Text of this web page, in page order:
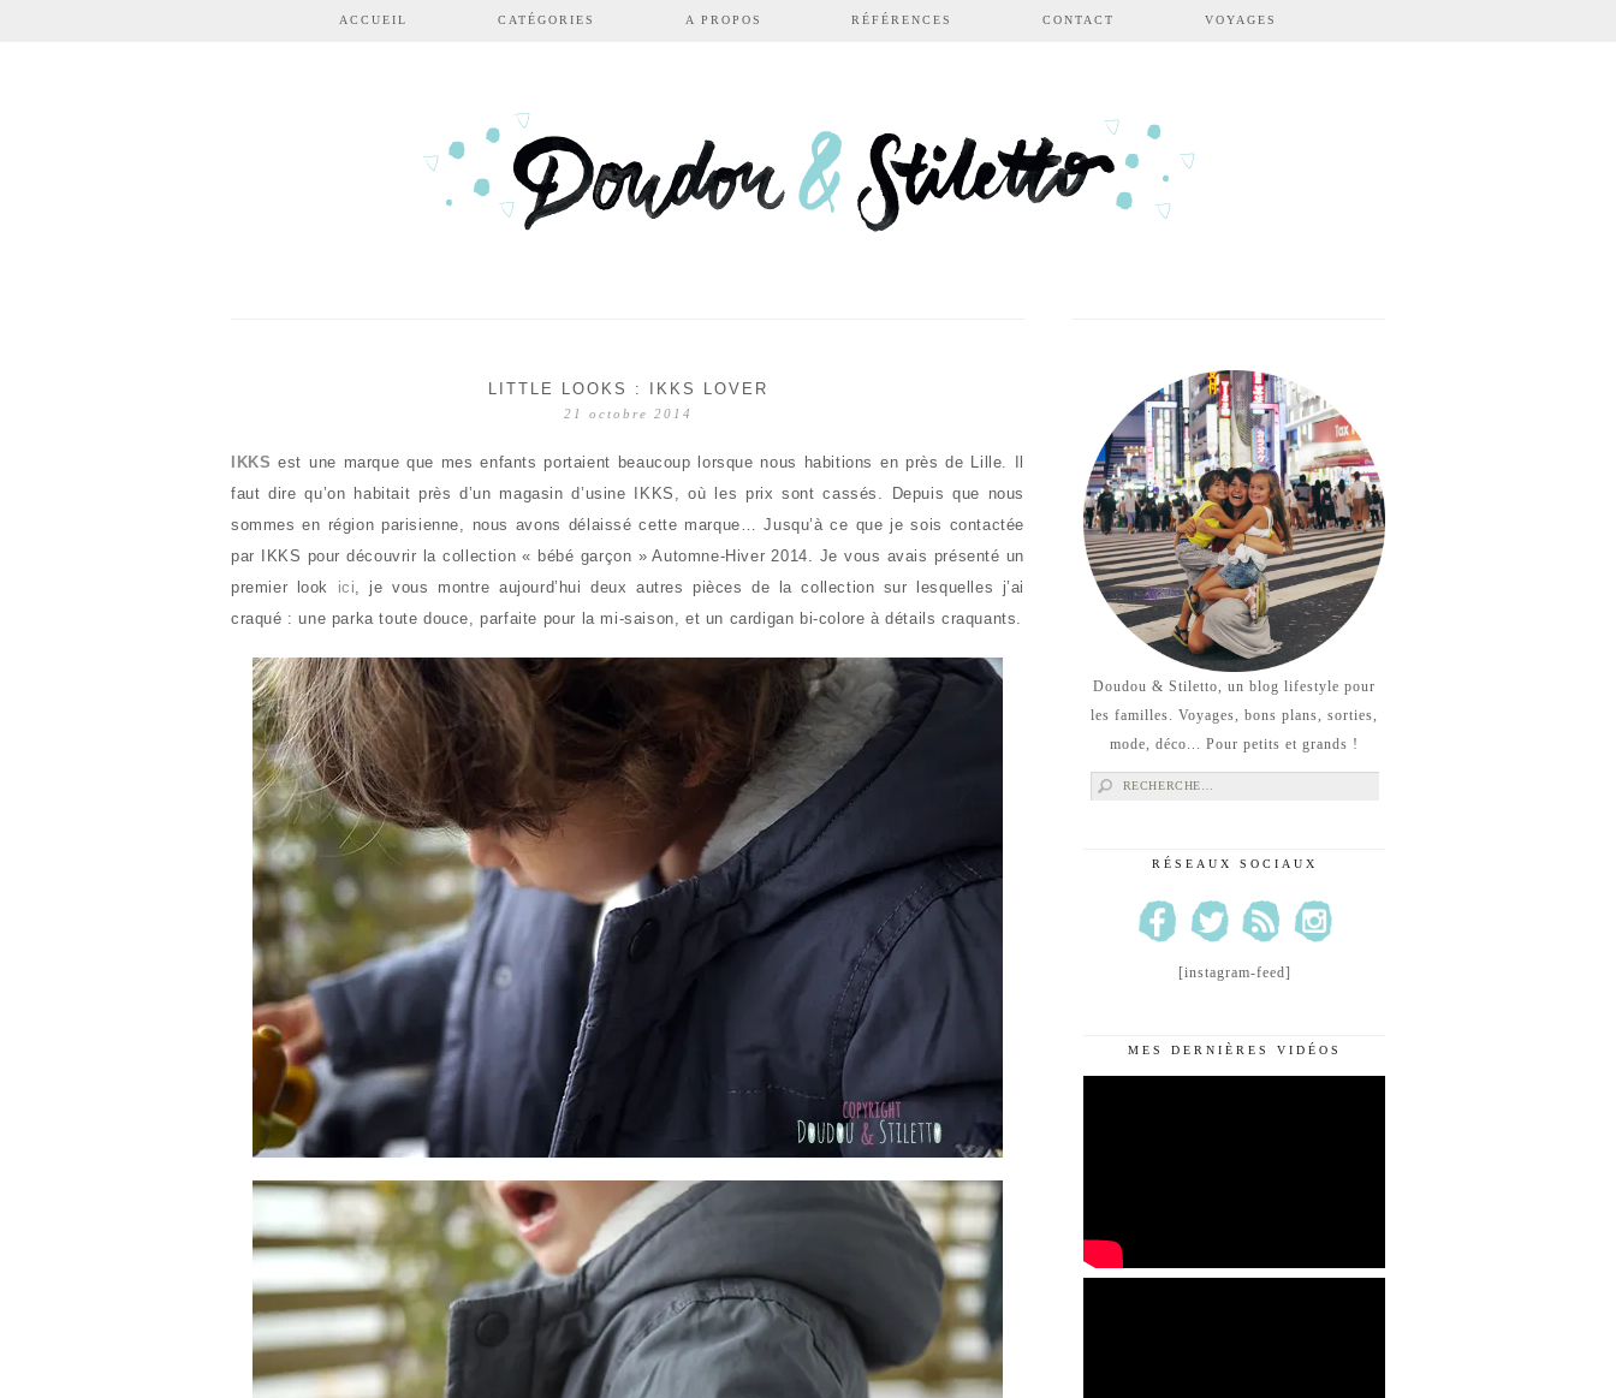
Aller au contenu principal
ACCUEIL CATÉGORIES A PROPOS RÉFÉRENCES CONTACT VOYAGES
LITTLE LOOKS : IKKS LOVER
21 octobre 2014
IKKS est une marque que mes enfants portaient beaucoup lorsque nous habitions en près de Lille. Il
faut dire qu’on habitait près d’un magasin d’usine IKKS, où les prix sont cassés. Depuis que nous
sommes en région parisienne, nous avons délaissé cette marque… Jusqu’à ce que je sois contactée
par IKKS pour découvrir la collection « bébé garçon » Automne-Hiver 2014. Je vous avais présenté un
premier look ici, je vous montre aujourd’hui deux autres pièces de la collection sur lesquelles j’ai
craqué : une parka toute douce, parfaite pour la mi-saison, et un cardigan bi-colore à détails craquants.
Doudou & Stiletto, un blog lifestyle pour
les familles. Voyages, bons plans, sorties,
mode, déco... Pour petits et grands !
Rechercher :
RÉSEAUX SOCIAUX
[instagram-feed]
MES DERNIÈRES VIDÉOS